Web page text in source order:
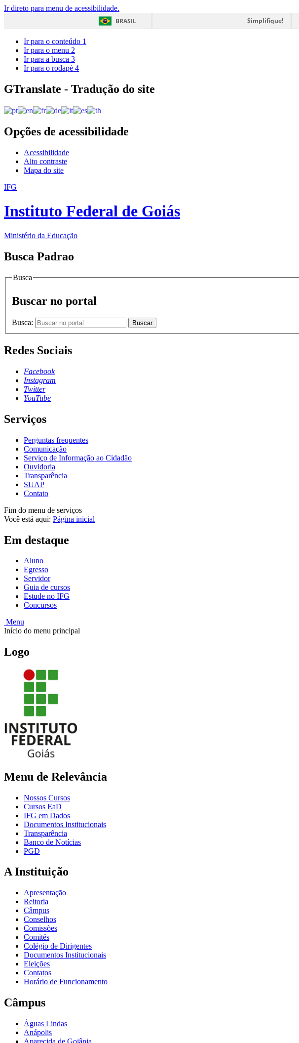
Ir direto para menu de acessibilidade.
BRASIL
Simplifique!
Ir para o conteúdo 1
Ir para o menu 2
Ir para a busca 3
Ir para o rodapé 4
GTranslate - Tradução do site
Opções de acessibilidade
Acessibilidade
Alto contraste
Mapa do site
IFG
Instituto Federal de Goiás
Ministério da Educação
Busca Padrao
Busca
Buscar no portal
Busca: Buscar
Redes Sociais
Facebook
Instagram
Twitter
YouTube
Serviços
Perguntas frequentes
Comunicação
Serviço de Informação ao Cidadão
Ouvidoria
Transparência
SUAP
Contato
Fim do menu de serviços
Você está aqui: Página inicial
Em destaque
Aluno
Egresso
Servidor
Guia de cursos
Estude no IFG
Concursos
Menu
Início do menu principal
Logo
Menu de Relevância
Nossos Cursos
Cursos EaD
IFG em Dados
Documentos Institucionais
Transparência
Banco de Notícias
PGD
A Instituição
Apresentação
Reitoria
Câmpus
Conselhos
Comissões
Comitês
Colégio de Dirigentes
Documentos Institucionais
Eleições
Contatos
Horário de Funcionamento
Câmpus
Águas Lindas
Anápolis